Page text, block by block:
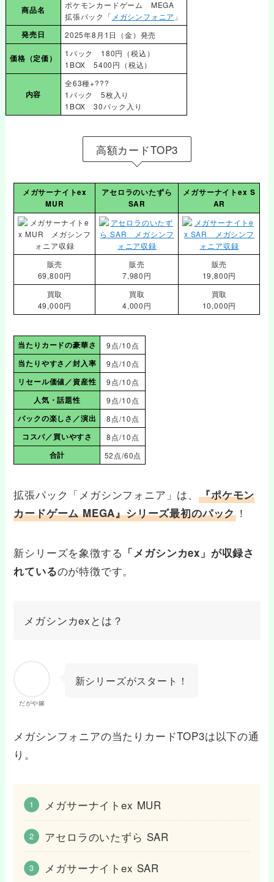
商品名
ポケモンカードゲーム MEGA
拡張パック「 メガシンフォニア 」
発売日
2025年8月1日（金）発売
価格 （定価）
1パック 180円（税込）
1BOX 5400円（税込）
内容
全63種+???
1パック 5枚入り
1BOX 30パック入り
高額カードTOP3
メガサーナイトex
MUR
アセロラのいたずら
SAR
メガサーナイトex S
AR
販売
69,800円
販売
7,980円
販売
19,800円
買取
49,000円
買取
4,000円
買取
10,000円
当たりカードの豪華さ
9点/10点
当たりやすさ／封入率
9点/10点
リセール価値／資産性
9点/10点
人気・話題性
9点/10点
パックの楽しさ／演出
8点/10点
コスパ／買いやすさ
8点/10点
合計
52点/60点
拡張パック「メガシンフォニア」は、『ポケモン
カードゲーム MEGA』シリーズ最初のパック ！
新シリーズを象徴する 「メガシンカex」が収録さ
れているのが特徴です。
メガシンカexとは？
だがや嫁
新シリーズがスタート！
メガシンフォニアの当たりカードTOP3は以下の通
り。
メガサーナイトex MUR
アセロラのいたずら SAR
メガサーナイトex SAR